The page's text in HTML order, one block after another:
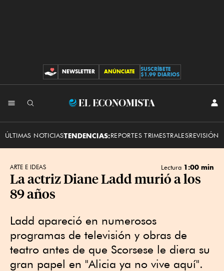
CONTRIBUCIONES
NEWSLETTER ANÚNCIATE
SUSCRÍBETE
$1.99 DIARIOS
El
ÚLTIMAS NOTICIASTENDENCIAS:REPORTES TRIMESTRALESREVISIÓN
ARTE E IDEAS Lectura 1:00 min
La actriz Diane Ladd murió a los
89 años
Ladd apareció en numerosos
programas de televisión y obras de
teatro antes de que Scorsese le diera su
gran papel en "Alicia ya no vive aquí".